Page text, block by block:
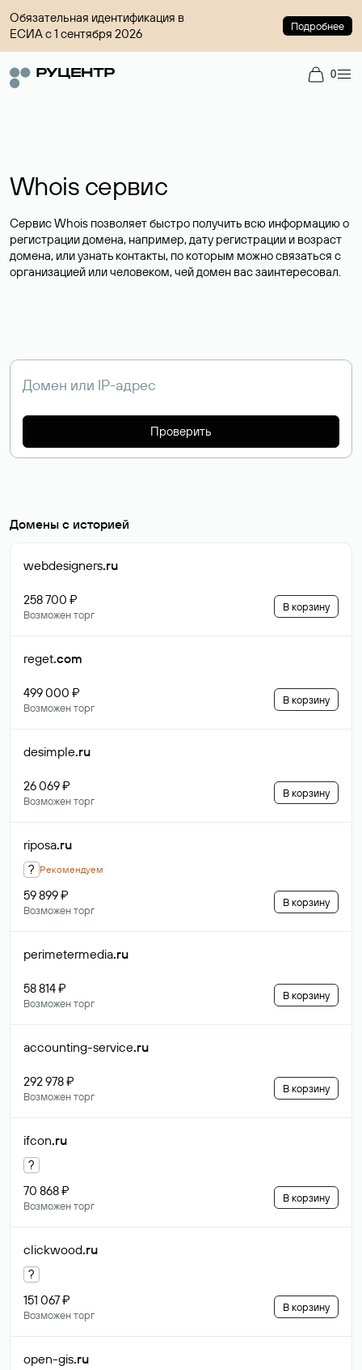
Обязательная идентификация в
ЕСИА с 1 сентября 2026
Подробнее
0
Whois сервис
Сервис Whois позволяет быстро получить всю информацию о
регистрации домена, например, дату регистрации и возраст
домена, или узнать контакты, по которым можно связаться с
организацией или человеком, чей домен вас заинтересовал.
Проверить
Домены с историей
webdesigners.ru
258 700 ₽
Возможен торг
В корзину
reget.com
499 000 ₽
Возможен торг
В корзину
desimple.ru
26 069 ₽
Возможен торг
В корзину
riposa.ru
? Рекомендуем
59 899 ₽
Возможен торг
В корзину
perimetermedia.ru
58 814 ₽
Возможен торг
В корзину
accounting-service.ru
292 978 ₽
Возможен торг
В корзину
ifcon.ru
?
70 868 ₽
Возможен торг
В корзину
clickwood.ru
?
151 067 ₽
Возможен торг
В корзину
open-gis.ru